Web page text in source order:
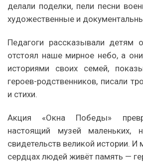
делали поделки, пели песни
художественные и
Педагоги рассказывали детям
отстоял наше мирное небо, а
историями своих семей,
героев-родственников, писали
и стихи.
Акция «Окна Победы»
настоящий музей маленьких,
свидетельств великой истории.
сердцах людей живёт память —